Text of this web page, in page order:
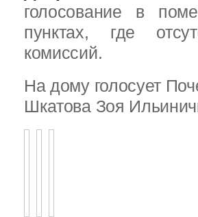
голосование в
пунктах, где
комиссий.
На дому голосует
Шкатова Зоя